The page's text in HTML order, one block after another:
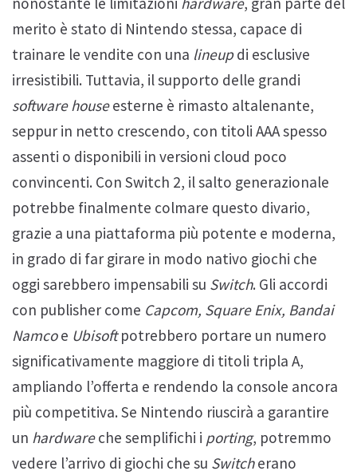
merito è stato di Nintendo stessa, capace di
trainare le vendite con una lineupdi esclusive
irresistibili. Tuttavia, il supporto delle grandi
software houseesterne è rimasto altalenante,
seppur in netto crescendo, con titoli AAA spesso
assenti o disponibili in versioni cloud poco
convincenti. Con Switch 2, il salto generazionale
potrebbe finalmente colmare questo divario,
grazie a una piattaforma più potente e moderna,
in grado di far girare in modo nativo giochi che
oggi sarebbero impensabili su Switch. Gli accordi
con publisher come Capcom, Square Enix, Bandai
Namcoe Ubisoftpotrebbero portare un numero
significativamente maggiore di titoli tripla A,
ampliando l’offerta e rendendo la console ancora
più competitiva. Se Nintendo riuscirà a garantire
un hardwareche semplifichi i porting, potremmo
vedere l’arrivo di giochi che su Switcherano